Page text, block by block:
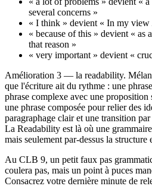
several concerns »
« I think » devient « In my view
« because of this » devient « as
that reason »
« very important » devient «
Amélioration 3 — la readability.
que l'écriture ait du rythme : une
phrase complexe avec une proposition
une phrase composée pour relier des
paragraphage clair et une transition
La Readability est là où une
mais seulement par-dessus la structure
Au CLB 9, un petit faux pas
coulera pas, mais un point à puces
Consacrez votre dernière minute de